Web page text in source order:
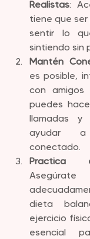
Realistas:
tiene que
sentir lo
sintiendo sin
Mantén
es posible,
con amigos
puedes
llamadas y
ayudar
conectado.
Practica
dieta
ejercicio
esencial